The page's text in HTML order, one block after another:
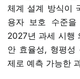
체계 설계 방식이
용자 보호 수준
2027년 과세 시행
안 효율성, 형평성
제로 예측 가능한